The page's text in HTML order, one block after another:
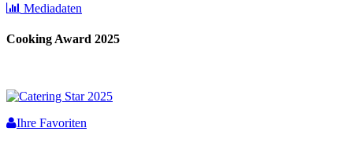
Mediadaten
Cooking Award 2025
Ihre Favoriten